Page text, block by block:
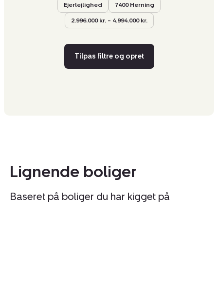
Ejerlejlighed 7400 Herning
2.996.000 kr. – 4.994.000 kr.
Tilpas filtre og opret
Lignende boliger
Baseret på boliger du har kigget på